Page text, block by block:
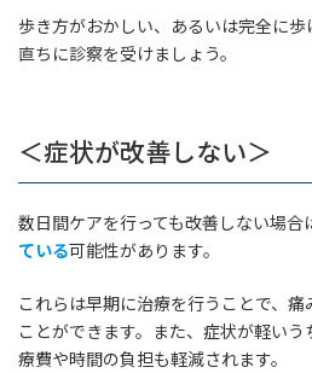
歩き方がおかしい、あるいは完全に歩
直ちに診察を受けましょう。
＜症状が改善しない＞
数日間ケアを行っても改善しない場合
ている可能性があります。
これらは早期に治療を行うことで、
ことができます。また、症状が軽い
療費や時間の負担も軽減されます。